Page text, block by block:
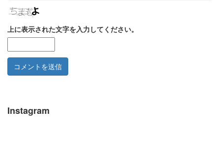
上に表示された文字を入力してください。
Instagram